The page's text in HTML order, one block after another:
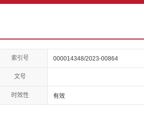
索引号 000014348/2023-00864
文号
时效性 有效